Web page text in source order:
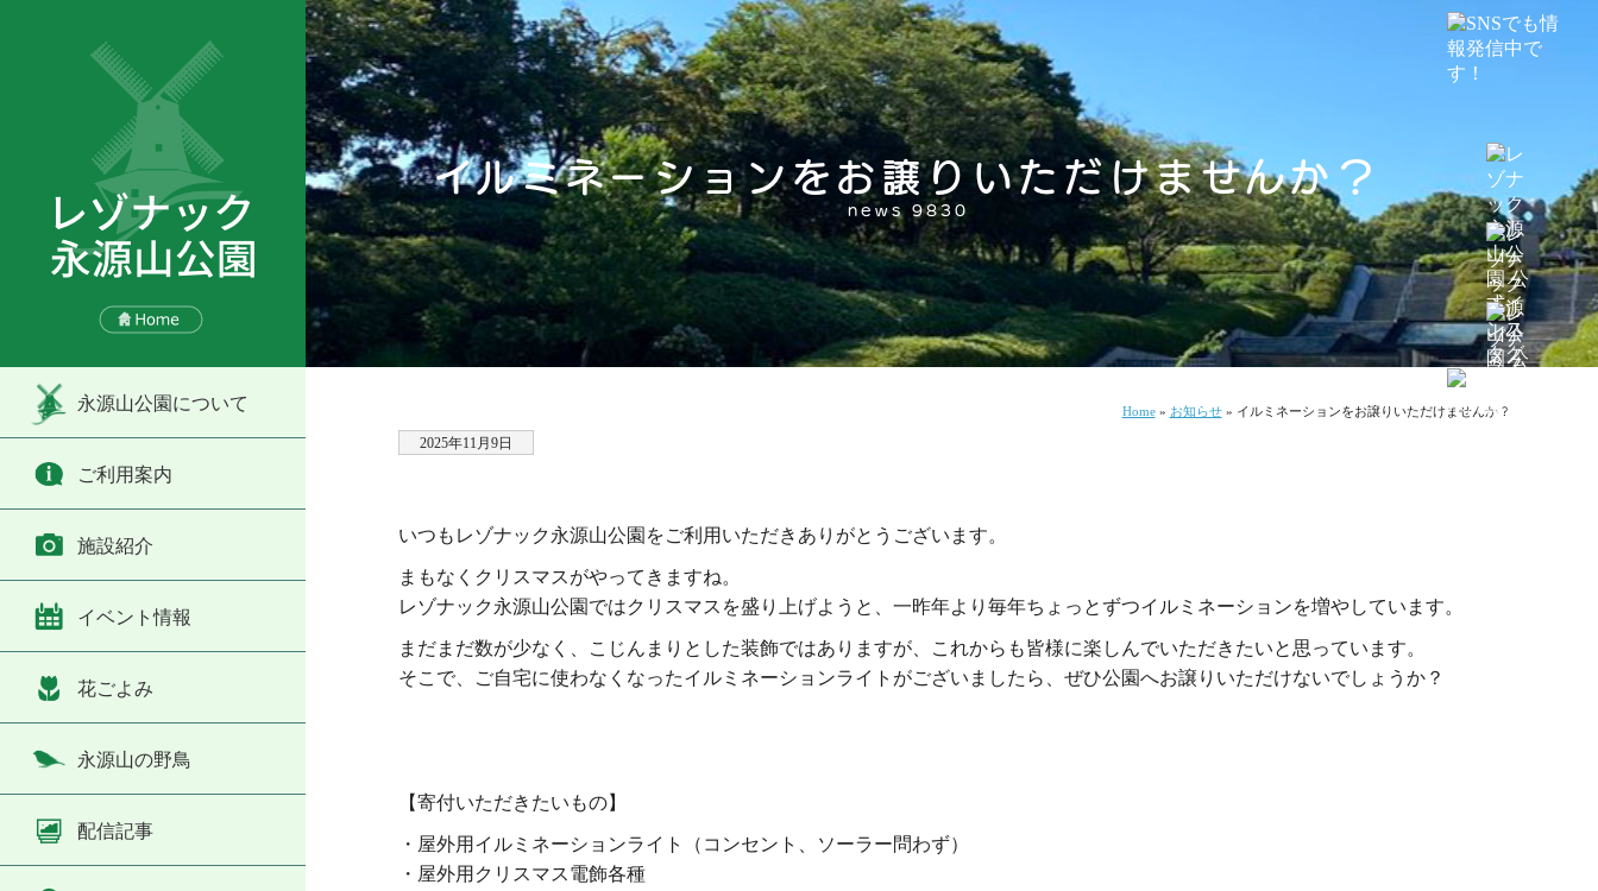
永源山公園について
ご利用案内
施設紹介
イベント情報
花ごよみ
永源山の野鳥
配信記事
イルミネーションをお譲りいただけませんか？
news 9830
Home» お知らせ» イルミネーションをお譲りいただけませんか？
2025年11月9日
いつもレゾナック永源山公園をご利用いただきありがとうございます。
まもなくクリスマスがやってきますね。
レゾナック永源山公園ではクリスマスを盛り上げようと、一昨年より毎年ちょっとずつイルミネーションを増やしています。
まだまだ数が少なく、こじんまりとした装飾ではありますが、これからも皆様に楽しんでいただきたいと思っています。
そこで、ご自宅に使わなくなったイルミネーションライトがございましたら、ぜひ公園へお譲りいただけないでしょうか？
【寄付いただきたいもの】
・屋外用イルミネーションライト（コンセント、ソーラー問わず）
・屋外用クリスマス電飾各種